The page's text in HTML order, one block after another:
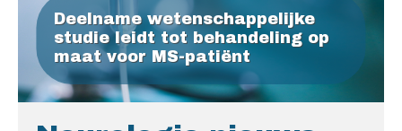
Deelname wetenschappelijke
studie leidt tot behandeling op
maat voor MS-patiënt